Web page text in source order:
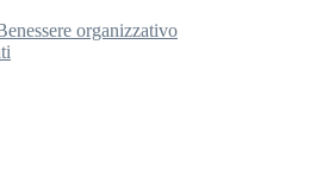
organizzativo